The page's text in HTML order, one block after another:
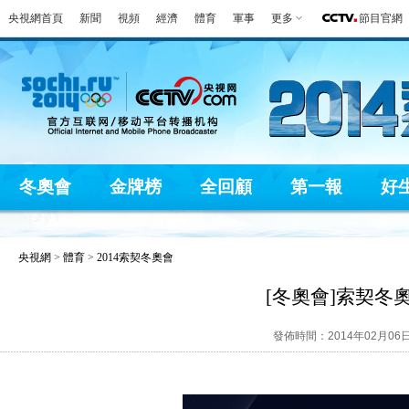
央視網首頁 新聞 視頻 經濟 體育 軍事 更多 節目官網
冬奧會 金牌榜 全回顧 第一報 好
央視網 > 體育 > 2014索契冬奧會
[冬奧會]索契冬
發佈時間：2014年02月06